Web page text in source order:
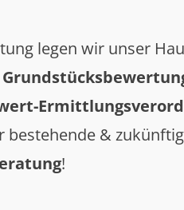
legen wir unser
bestehende &
!